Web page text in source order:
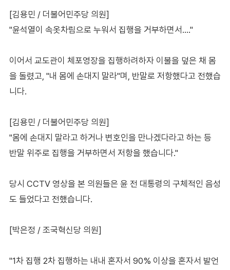
[김용민 / 더불어민주당 의원]
"윤석열이 속옷차림으로 누워서 집행을 거부하면서…."
이어서 교도관이 체포영장을 집행하려하자 이불을 덮은 채 몸
을 돌렸고, "내 몸에 손대지 말라"며, 반말로 저항했다고 전했습
니다.
[김용민 / 더불어민주당 의원]
"몸에 손대지 말라고 하거나 변호인을 만나겠다라고 하는 등
반말 위주로 집행을 거부하면서 저항을 했습니다."
당시 CCTV 영상을 본 의원들은 윤 전 대통령의 구체적인 음성
도 들었다고 전했습니다.
[박은정 / 조국혁신당 의원]
"1차 집행 2차 집행하는 내내 혼자서 90% 이상을 혼자서 발언